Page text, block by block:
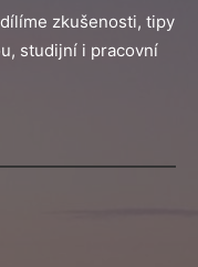
zkušenosti, tipy
studijní i pracovní